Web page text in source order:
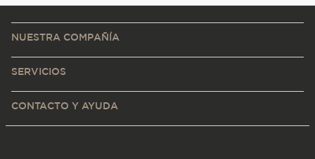
NUESTRA COMPAÑÍA
SERVICIOS
CONTACTO Y AYUDA